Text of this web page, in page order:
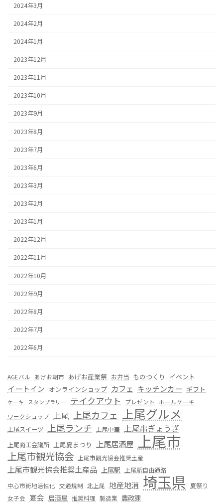
2024年3月
2024年2月
2024年1月
2023年12月
2023年11月
2023年10月
2023年9月
2023年8月
2023年7月
2023年6月
2023年3月
2023年2月
2023年1月
2022年12月
2022年11月
2022年10月
2022年9月
2022年8月
2022年7月
2022年6月
AGEバル あげお朝市 あげお産業祭 お弁当 ものつくり イベント
イートイン オンラインショップ カフェ キッチンカー ギフト
ケーキ スタンプラリー テイクアウト プレゼント
ホールケーキ
ワークショップ
上尾 上尾カフェ 上尾グルメ
上尾スイーツ 上尾ランチ 上尾中華 上尾串ぎょうざ
上尾商工会議所 上尾夏まつり 上尾居酒屋 上尾市
上尾市観光協会 上尾市観光協会推奨土産
上尾市観光協会推奨土産品 上尾駅 上尾駅自由通路
中心市街地活性化 交通規制 北上尾 地産地消 埼玉県 夏祭り
女子会 宴会 居酒屋 推奨料理 製造業 農政課